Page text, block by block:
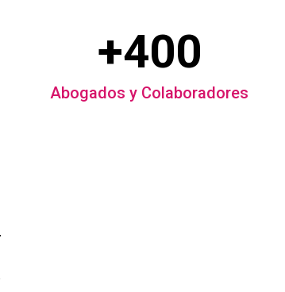
+400
Abogados y Colaboradores